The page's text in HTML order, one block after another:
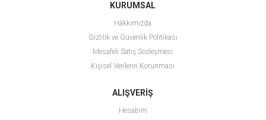
KURUMSAL
Hakkımızda
Gizlilik ve Güvenlik Politikası
Mesafeli Satış Sözleşmesi
Kişisel Verilerin Korunması
ALIŞVERİŞ
Hesabım